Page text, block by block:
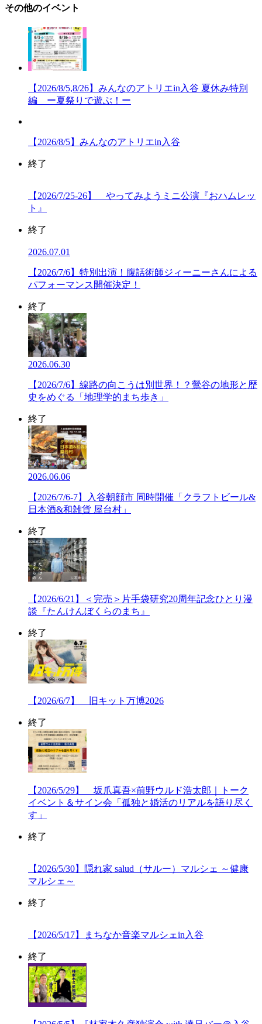
その他のイベント
【2026/8/5,8/26】みんなのアトリエin入谷 夏休み特別
編 ー夏祭りで遊ぶ！ー
【2026/8/5】みんなのアトリエin入谷
終了
【2026/7/25-26】 やってみようミニ公演『おハムレッ
ト』
終了
2026.07.01
【2026/7/6】特別出演！腹話術師ジィーニーさんによる
パフォーマンス開催決定！
終了
2026.06.30
【2026/7/6】線路の向こうは別世界！？鶯谷の地形と歴
史をめぐる「地理学的まち歩き」
終了
2026.06.06
【2026/7/6-7】入谷朝顔市 同時開催「クラフトビール&
日本酒&和雑貨 屋台村」
終了
【2026/6/21】＜完売＞片手袋研究20周年記念ひとり漫
談『たんけんぼくらのまち』
終了
【2026/6/7】 旧キット万博2026
終了
【2026/5/29】 坂爪真吾×前野ウルド浩太郎｜トーク
イベント＆サイン会「孤独と婚活のリアルを語り尽く
す」
終了
【2026/5/30】隠れ家 salud（サルー）マルシェ ～健康
マルシェ～
終了
【2026/5/17】まちなか音楽マルシェin入谷
終了